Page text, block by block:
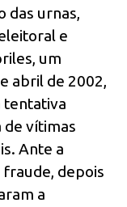
das urnas,
e
um
abril de 2002,
tentativa
de vítimas
Ante a
fraude, depois
a